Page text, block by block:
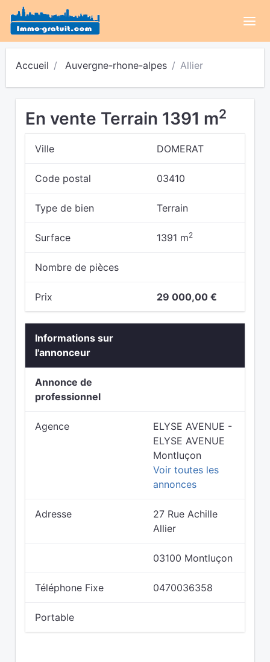
Accueil Auvergne-rhone-alpes Allier
En vente Terrain 1391 m2
Ville DOMERAT
Code postal 03410
Type de bien Terrain
Surface 1391 m2
Nombre de pièces
Prix 29 000,00 €
Informations sur
l'annonceur
Annonce de
professionnel
Agence
ELYSE AVENUE -
ELYSE AVENUE
Montluçon
Voir toutes les
annonces
Adresse
27 Rue Achille
Allier
03100 Montluçon
Téléphone Fixe 0470036358
Portable